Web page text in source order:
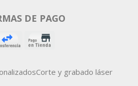
DE PAGO
Corte y grabado láser